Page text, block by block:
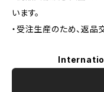
います。
・受注生産のため、返品